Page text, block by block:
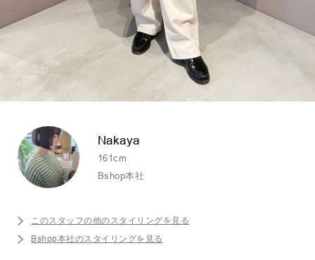
Nakaya
161cm
Bshop本社
このスタッフの他のスタイリングを見る
Bshop本社のスタイリングを見る